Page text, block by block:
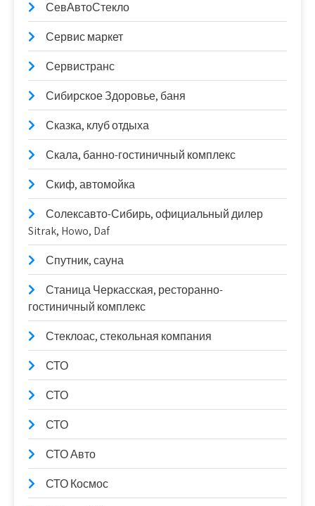
СевАвтоСтекло
Сервис маркет
Сервистранс
Сибирское Здоровье, баня
Сказка, клуб отдыха
Скала, банно-гостиничный комплекс
Скиф, автомойка
Солексавто-Сибирь, официальный дилер
Sitrak, Howo, Daf
Спутник, сауна
Станица Черкасская, ресторанно-
гостиничный комплекс
Стеклоас, стекольная компания
СТО
СТО
СТО
СТО Авто
СТО Космос